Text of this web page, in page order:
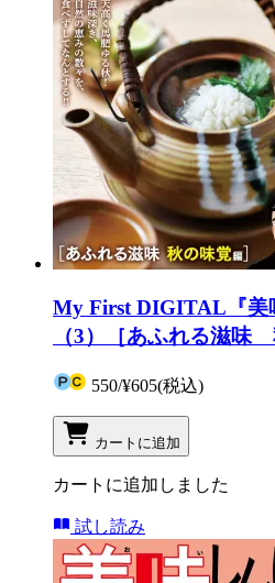
My First DIGITAL『美
（3）［あふれる滋味
550/¥605(税込)
カートに追加
カートに追加しました
試し読み